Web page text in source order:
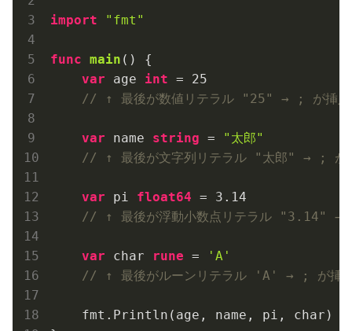
import "fmt"
func main ()
{
var age int = 25
// ↑ 最後が数値リテラル "25" → ; が挿入
var name string =
"太郎"
// ↑ 最後が文字列リテラル "太郎" → ; が
var pi float64 = 3.14
// ↑ 最後が浮動小数点リテラル "3.14" →
var char rune =
'A'
// ↑ 最後がルーンリテラル 'A' → ; が挿
    fmt.Println(age, name, pi, char)